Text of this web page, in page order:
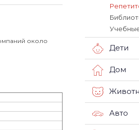
около
Дети
Дом
Авто